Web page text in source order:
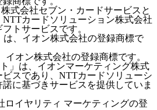
式会社セブン・カードサービスと
カードソリューション株式会社
トサービスです。
、イオン株式会社の登録商標で
オン株式会社の登録商標です。
」は、イオンマーケティング株式
スであり、NTTカードソリューシ
に基づきサービスを提供していま
ロイヤリティ マーケティングの登